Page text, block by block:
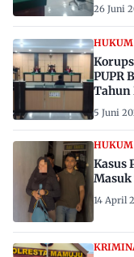
26 Juni
HUKUM
PUPR
Tahun
5 Juni
HUKUM
Kasus
14 April